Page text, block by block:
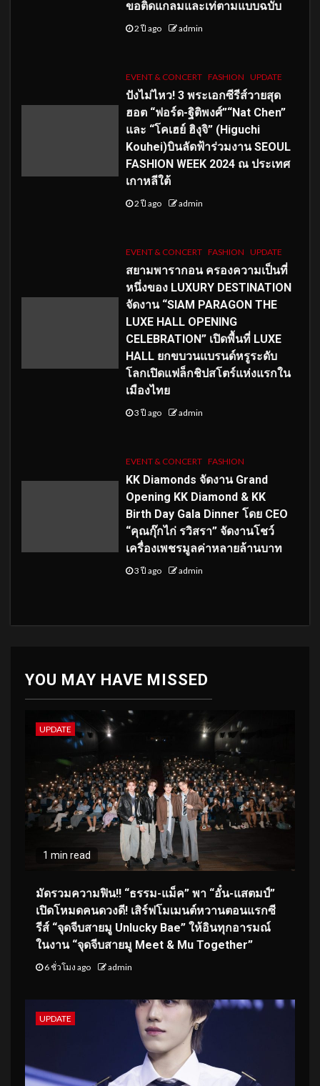
ขอติดแกลมและเท่ตามแบบฉบับ
2 ปี ago admin
EVENT & CONCERT FASHION UPDATE
ปังไม่ไหว! 3 พระเอกซีรีส์วายสุด
ฮอต “ฟอร์ด-ฐิติพงศ์”“Nat Chen”
และ “โคเฮย์ ฮิงุจิ” (Higuchi
Kouhei)บินลัดฟ้าร่วมงาน SEOUL
FASHION WEEK 2024 ณ ประเทศ
เกาหลีใต้
2 ปี ago admin
EVENT & CONCERT FASHION UPDATE
สยามพารากอน ครองความเป็นที่
หนึ่งของ LUXURY DESTINATION
จัดงาน “SIAM PARAGON THE
LUXE HALL OPENING
CELEBRATION” เปิดพื้นที่ LUXE
HALL ยกขบวนแบรนด์หรูระดับ
โลกเปิดแฟล็กชิปสโตร์แห่งแรกใน
เมืองไทย
3 ปี ago admin
EVENT & CONCERT FASHION
KK Diamonds จัดงาน Grand
Opening KK Diamond & KK
Birth Day Gala Dinner โดย CEO
“คุณกุ๊กไก่ รวิสรา” จัดงานโชว์
เครื่องเพชรมูลค่าหลายล้านบาท
3 ปี ago admin
YOU MAY HAVE MISSED
UPDATE
1 min read
มัดรวมความฟิน!! “ธรรม-แม็ค” พา “อั๋น-แสตมป์”
เปิดโหมดคนดวงดี! เสิร์ฟโมเมนต์หวานตอนแรกซี
รีส์ “จุดจีบสายมู Unlucky Bae” ให้อินทุกอารมณ์
ในงาน “จุดจีบสายมู Meet & Mu Together”
6 ชั่วโมง ago admin
UPDATE